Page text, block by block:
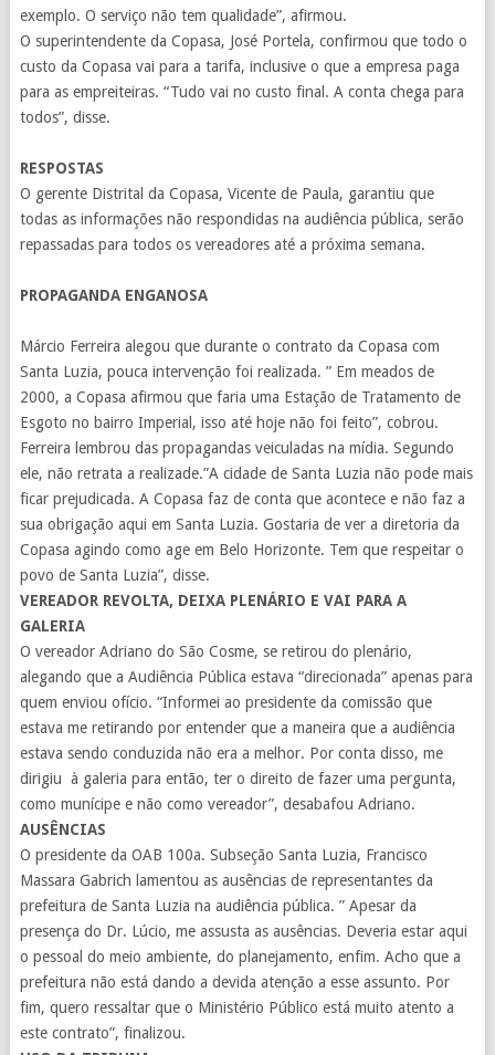
exemplo. O serviço não tem qualidade”, afirmou.
O superintendente da Copasa, José Portela, confirmou que todo o
custo da Copasa vai para a tarifa, inclusive o que a empresa paga
para as empreiteiras. “Tudo vai no custo final. A conta chega para
todos”, disse.
RESPOSTAS
O gerente Distrital da Copasa, Vicente de Paula, garantiu que
todas as informações não respondidas na audiência pública, serão
repassadas para todos os vereadores até a próxima semana.
PROPAGANDA ENGANOSA
Márcio Ferreira alegou que durante o contrato da Copasa com
Santa Luzia, pouca intervenção foi realizada. ” Em meados de
2000, a Copasa afirmou que faria uma Estação de Tratamento de
Esgoto no bairro Imperial, isso até hoje não foi feito”, cobrou.
Ferreira lembrou das propagandas veiculadas na mídia. Segundo
ele, não retrata a realizade.”A cidade de Santa Luzia não pode mais
ficar prejudicada. A Copasa faz de conta que acontece e não faz a
sua obrigação aqui em Santa Luzia. Gostaria de ver a diretoria da
Copasa agindo como age em Belo Horizonte. Tem que respeitar o
povo de Santa Luzia”, disse.
VEREADOR REVOLTA, DEIXA PLENÁRIO E VAI PARA A
GALERIA
O vereador Adriano do São Cosme, se retirou do plenário,
alegando que a Audiência Pública estava “direcionada” apenas para
quem enviou ofício. “Informei ao presidente da comissão que
estava me retirando por entender que a maneira que a audiência
estava sendo conduzida não era a melhor. Por conta disso, me
dirigiu à galeria para então, ter o direito de fazer uma pergunta,
como munícipe e não como vereador”, desabafou Adriano.
AUSÊNCIAS
O presidente da OAB 100a. Subseção Santa Luzia, Francisco
Massara Gabrich lamentou as ausências de representantes da
prefeitura de Santa Luzia na audiência pública. ” Apesar da
presença do Dr. Lúcio, me assusta as ausências. Deveria estar aqui
o pessoal do meio ambiente, do planejamento, enfim. Acho que a
prefeitura não está dando a devida atenção a esse assunto. Por
fim, quero ressaltar que o Ministério Público está muito atento a
este contrato”, finalizou.